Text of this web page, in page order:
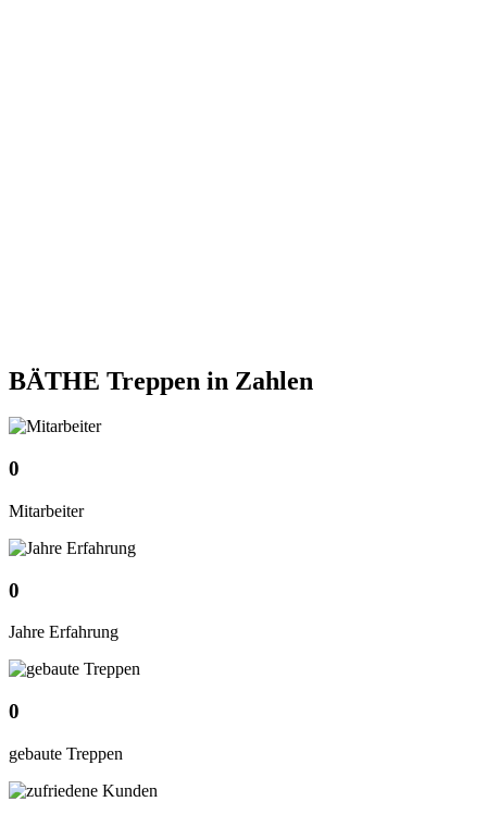
BÄTHE Treppen in Zahlen
0
Mitarbeiter
0
Jahre Erfahrung
0
gebaute Treppen